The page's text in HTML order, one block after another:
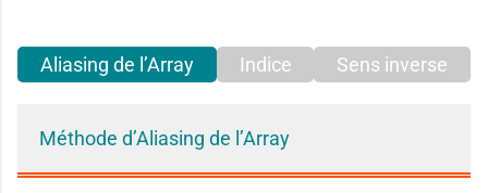
Aliasing de l’Array Indice Sens inverse
Méthode d’Aliasing de l’Array